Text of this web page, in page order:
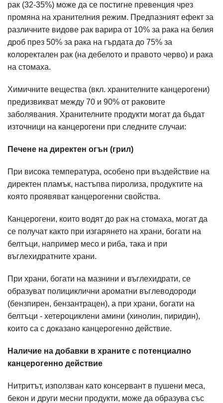
рак (32-35%) може да се постигне превенция чрез
промяна на хранителния режим. Предпазният ефект за
различните видове рак варира от 10% за рака на белия
дроб през 50% за рака на гърдата до 75% за
колоректален рак (на дебелото и правото черво) и рака
на стомаха.
Химичните вещества (вкл. хранителните канцерогени)
предизвикват между 70 и 90% от раковите
заболявания. Хранителните продукти могат да бъдат
източници на канцерогени при следните случаи:
Печене на директен огън (грил)
При висока температура, особено при въздействие на
директен пламък, настъпва пиролиза, продуктите на
която проявяват канцерогенни свойства.
Канцерогени, които водят до рак на стомаха, могат да
се получат както при изгарянето на храни, богати на
белтъци, например месо и риба, така и при
въглехидратните храни.
При храни, богати на мазнини и въглехидрати, се
образуват полициклични ароматни въглеводороди
(бензпирен, бензантрацен), а при храни, богати на
белтъци - хетероциклени амини (хинолин, пиридин),
които са с доказано канцерогенно действие.
Наличие на добавки в храните с потенциално
канцерогенно действие
Нитритът, използван като консервант в пушени меса,
бекон и други месни продукти, може да образува със